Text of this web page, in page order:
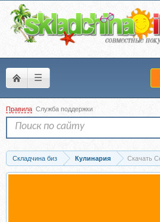
☰
Правила Служба поддержки
Складчина биз Кулинария Скачать